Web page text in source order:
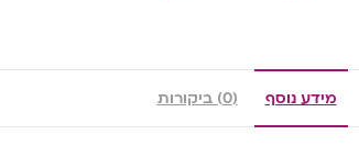
מידע נוסף (0) ביקורות